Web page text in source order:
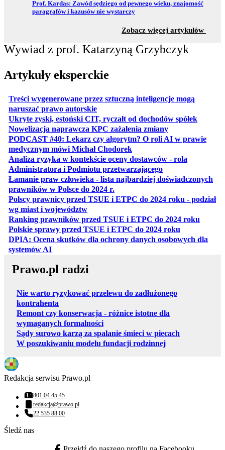
Przejdź do:
Prof. Kardas: Zawód sędziego od pewnego wieku, znajomość
paragrafów i kazusów nie wystarczy
Zobacz więcej artykułów
Wywiad z prof. Katarzyną Grzybczyk
Artykuły eksperckie
Treści wygenerowane przez sztuczną inteligencje mogą
naruszać prawo autorskieotwiera się w nowej karcie
Ukryte zyski, estoński CIT, ryczałt od dochodów spółekotwiera
Nowelizacja naprawcza KPC zażalenia zmianyotwiera się w
PODCAST #40: Lekarz czy algorytm? O roli AI w prawie
medycznym mówi Michał Chodorekotwiera się w nowej karcie
Analiza ryzyka w kontekście oceny dostawców - rola
Administratora i Podmiotu przetwarzającegootwiera się w
Łamanie praw człowieka - lista najbardziej doświadczonych
prawników w Polsce do 2024 r.
Polscy prawnicy przed TSUE i ETPC do 2024 roku - podział
wg miast i województwotwiera się w nowej karcie
Ranking prawników przed TSUE i ETPC do 2024 roku
Polskie sprawy przed TSUE i ETPC do 2024 roku
DPIA: Ocena skutków dla ochrony danych osobowych dla
systemów AIotwiera się w nowej karcie
Prawo.pl radzi
Nie warto ryzykować przelewu do zadłużonego
kontrahenta
Remont czy konserwacja - różnice istotne dla
wymaganych formalności
Sądy surowo karzą za spalanie śmieci w piecach
W poszukiwaniu modelu fundacji rodzinnej
Redakcja serwisu Prawo.pl
Numer telefonu:
801 04 45 45
Adres email:
redakcja@prawo.pl
Numer telefonu:
22 535 88 00
Śledź nas